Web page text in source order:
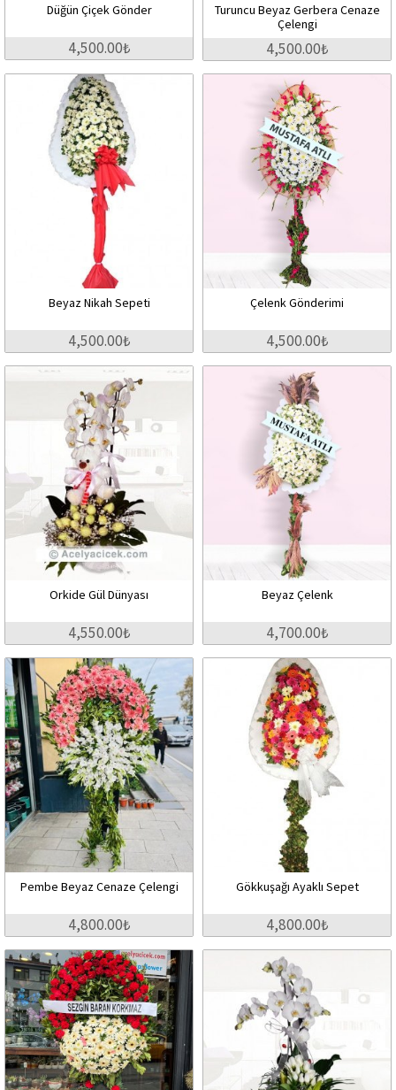
Düğün Çiçek Gönder
4,500.00₺
Turuncu Beyaz Gerbera Cenaze
Çelengi
4,500.00₺
Beyaz Nikah Sepeti
4,500.00₺
Çelenk Gönderimi
4,500.00₺
Orkide Gül Dünyası
4,550.00₺
Beyaz Çelenk
4,700.00₺
Pembe Beyaz Cenaze Çelengi
4,800.00₺
Gökkuşağı Ayaklı Sepet
4,800.00₺